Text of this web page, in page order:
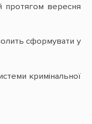
протягом вересня
сформувати у
кримінальної